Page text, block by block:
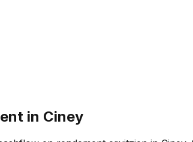
in Ciney